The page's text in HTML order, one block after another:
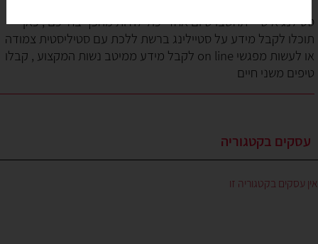
סטילנג אישי - תחשבו שיום אחד יכול להיות מהפך בחייכם , כאן
תוכלו לקבל מידע על סטיילינג ברשת ללכת עם סטיליסטית צמודה
או לעשות מפגשי on line לקבל מידע ממיטב נשות המקצוע , קבלו
טיפים משני חיים
עסקים בקטגוריה
אין עסקים בקטגוריה זו